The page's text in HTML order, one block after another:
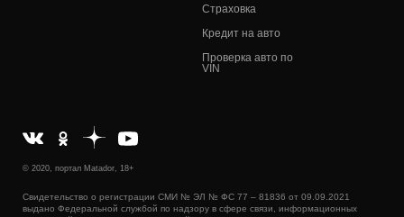
Страховка
Кредит на авто
Проверка авто по
VIN
© 2020, портал Matador, 18+
Свидетельство о регистрации СМИ № ЭЛ № ФС 77 – 81836 от 09.09.2021
выдано Федеральной службой по надзору в сфере связи, информационных